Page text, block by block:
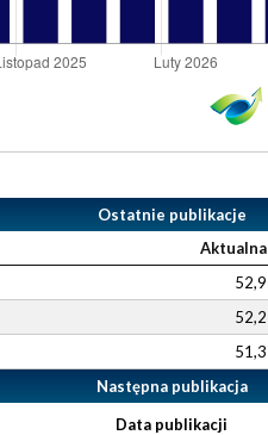
Ostatnie publikacje
Aktualna
52,9
52,2
51,3
Następna publikacja
Data publikacji